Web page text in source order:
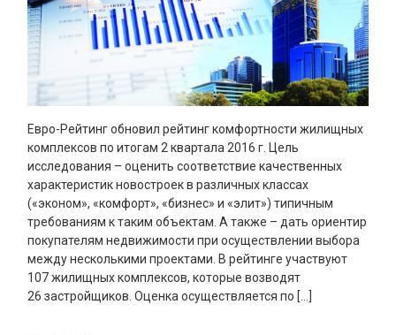
Евро-Рейтинг обновил рейтинг комфортности жилищных
комплексов по итогам 2 квартала 2016 г. Цель
исследования – оценить соответствие качественных
характеристик новостроек в различных классах
(«эконом», «комфорт», «бизнес» и «элит») типичным
требованиям к таким объектам. А также – дать ориентир
покупателям недвижимости при осуществлении выбора
между несколькими проектами. В рейтинге участвуют
107 жилищных комплексов, которые возводят
26 застройщиков. Оценка осуществляется по […]